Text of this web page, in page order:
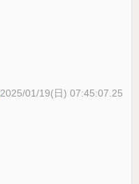
2025/01/19(日) 07:45:07.25